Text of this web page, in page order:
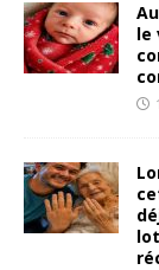
le